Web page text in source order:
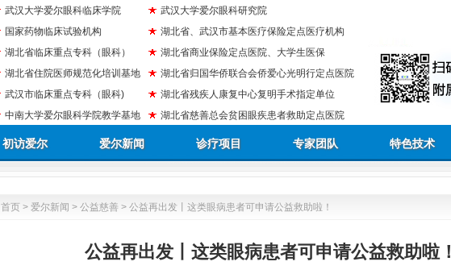
武汉大学爱尔眼科临床学院
国家药物临床试验机构
湖北省临床重点专科（眼科）
湖北省住院医师规范化培训基地
武汉市临床重点专科（眼科)
中南大学爱尔眼科学院教学基地
武汉大学爱尔眼科研究院
湖北省、武汉市基本医疗保险定点医疗机构
湖北省商业保险定点医院、大学生医保
湖北省归国华侨联合会侨爱心光明行定点医院
湖北省残疾人康复中心复明手术指定单位
湖北省慈善总会贫困眼疾患者救助定点医院
初访爱尔 爱尔新闻 诊疗项目 专家团队 特色技术
首页 > 爱尔新闻 > 公益慈善 > 公益再出发丨这类眼病患者可申请公益救助啦！
公益再出发丨这类眼病患者可申请公益救助啦！